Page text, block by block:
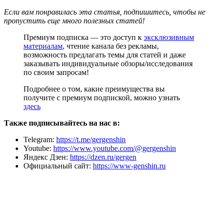
Если вам понравилась эта статья, подпишитесь, чтобы не
пропустить еще много полезных статей!
Премиум подписка — это доступ к эксклюзивным
материалам, чтение канала без рекламы,
возможность предлагать темы для статей и даже
заказывать индивидуальные обзоры/исследования
по своим запросам!
Подробнее о том, какие преимущества вы
получите с премиум подпиской, можно узнать
здесь
Также подписывайтесь на нас в:
Telegram: https://t.me/gergenshin
Youtube: https://www.youtube.com/@gergenshin
Яндекс Дзен: https://dzen.ru/gergen
Официальный сайт: https://www-genshin.ru